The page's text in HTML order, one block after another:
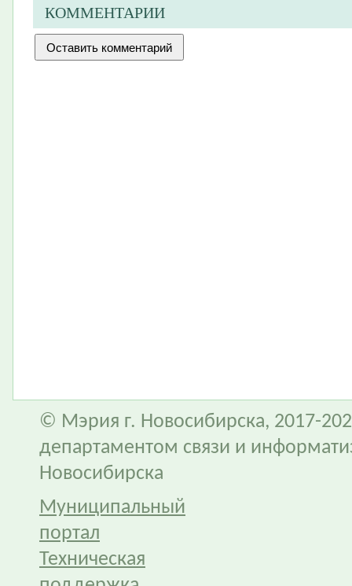
КОММЕНТАРИИ
© Мэрия г. Новосибирска, 2017-
департаментом связи и
Новосибирска
Муниципальный
портал
Техническая